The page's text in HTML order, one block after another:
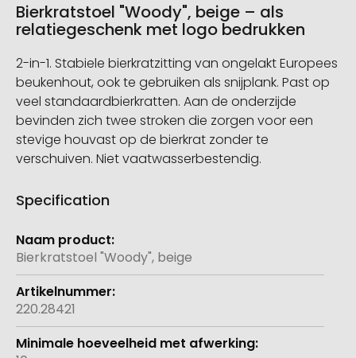
Bierkratstoel "Woody", beige – als
relatiegeschenk met logo bedrukken
2-in-1. Stabiele bierkratzitting van ongelakt Europees
beukenhout, ook te gebruiken als snijplank. Past op
veel standaardbierkratten. Aan de onderzijde
bevinden zich twee stroken die zorgen voor een
stevige houvast op de bierkrat zonder te
verschuiven. Niet vaatwasserbestendig.
Specification
Meer
informatie
Bierkratstoel "Woody", beige
220.28421